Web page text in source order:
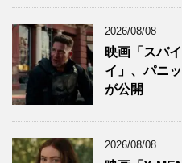
2026/08/08
映画「スパ
イ」、パニ
が公開
2026/08/08